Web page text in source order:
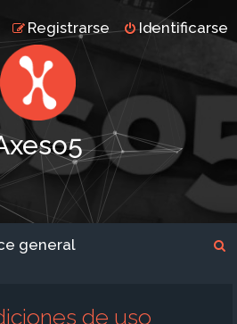
Identificarse
Registrarse
general
de uso